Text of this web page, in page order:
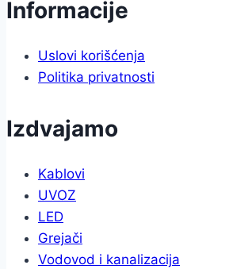
Informacije
Uslovi korišćenja
Politika privatnosti
Izdvajamo
Kablovi
UVOZ
LED
Grejači
Vodovod i kanalizacija